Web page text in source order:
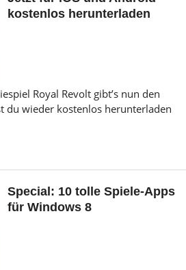
kostenlos herunterladen
Royal Revolt gibt’s nun den
du wieder kostenlos herunterladen
Special: 10 tolle Spiele-Apps
für Windows 8